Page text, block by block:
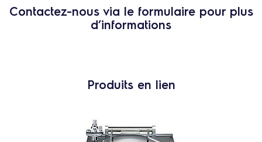
Contactez-nous via le formulaire pour plus
d’informations
Produits en lien